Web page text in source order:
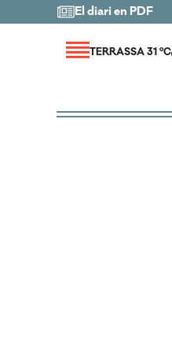
El diari en PDF
TERRASSA 31 ºC